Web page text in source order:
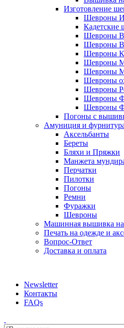
Изготовление
Шевроны
Кадетские
Шевроны
Шевроны
Шевроны
Шевроны
Шевроны
Шевроны
Шевроны
Шевроны
Шевроны
Погоны с
Амуниция и
Аксельбанты
Береты
Бляхи и Пряжки
Манжета
Перчатки
Пилотки
Погоны
Ремни
Фуражки
Шевроны
Машинная вышивка на
Печать на одежде и
Вопрос-Ответ
Доставка и оплата
Newsletter
Контакты
FAQs